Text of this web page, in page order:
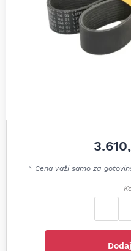
* Cena važi samo za